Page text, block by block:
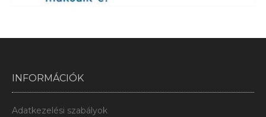
INFORMÁCIÓK
Adatkezelési szabályok